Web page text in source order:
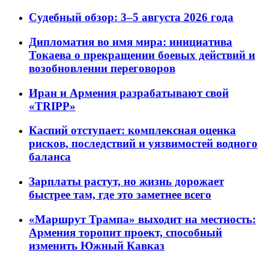
Судебный обзор: 3–5 августа 2026 года
Дипломатия во имя мира: инициатива
Токаева о прекращении боевых действий и
возобновлении переговоров
Иран и Армения разрабатывают свой
«TRIPP»
Каспий отступает: комплексная оценка
рисков, последствий и уязвимостей водного
баланса
Зарплаты растут, но жизнь дорожает
быстрее там, где это заметнее всего
«Маршрут Трампа» выходит на местность:
Армения торопит проект, способный
изменить Южный Кавказ